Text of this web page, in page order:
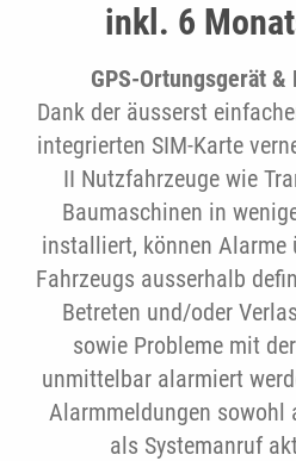
inkl. 6
GPS-Ortungsgerät
Dank der äusserst
integrierten SIM-Karte
II Nutzfahrzeuge wie
Baumaschinen in
installiert, können Alarme
Fahrzeugs ausserhalb
Betreten und/oder
sowie Probleme mit
unmittelbar alarmiert
Alarmmeldungen sowohl
als Systemanruf